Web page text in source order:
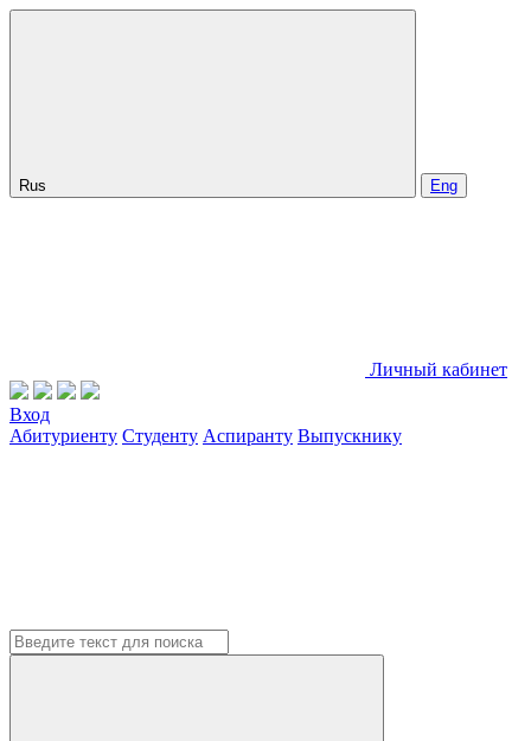
Rus Eng
Личный кабинет
Вход
Абитуриенту Студенту Аспиранту Выпускнику